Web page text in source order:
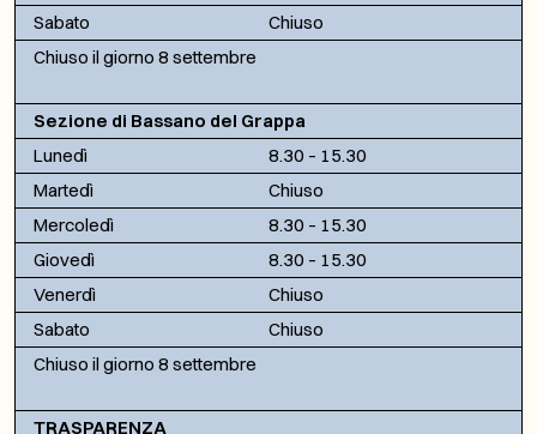
Sabato
Chiuso
Chiuso il giorno 8 settembre
Sezione di Bassano del Grappa
Lunedì
8.30 – 15.30
Martedì
Chiuso
Mercoledì
8.30 – 15.30
Giovedì
8.30 – 15.30
Venerdì
Chiuso
Sabato
Chiuso
Chiuso il giorno 8 settembre
TRASPARENZA